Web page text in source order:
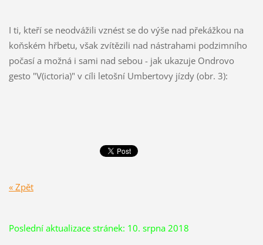
I ti, kteří se neodvážili vznést se do výše nad překážkou na
koňském hřbetu, však zvítězili nad nástrahami podzimního
počasí a možná i sami nad sebou - jak ukazuje Ondrovo
gesto "V(ictoria)" v cíli letošní Umbertovy jízdy (obr. 3):
« Zpět
Poslední aktualizace stránek: 10. srpna 2018